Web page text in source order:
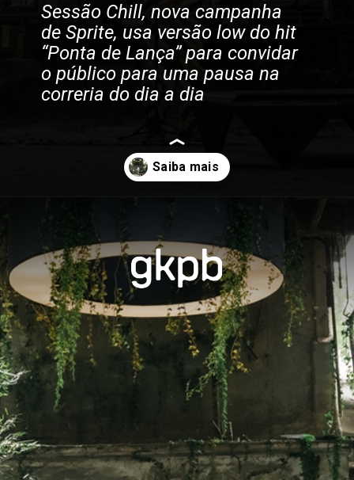
Sessão Chill, nova campanha
de Sprite, usa versão low do hit
“Ponta de Lança” para convidar
o público para uma pausa na
correria do dia a dia